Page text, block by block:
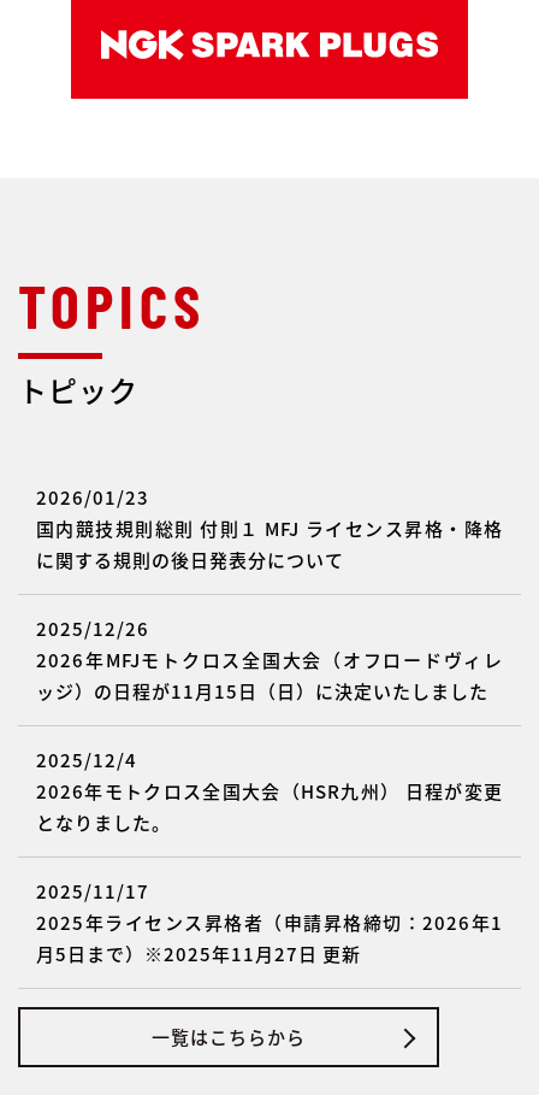
トピック
2026/01/23
国内競技規則総則 付則１ MFJ ライセンス昇格・降格
に関する規則の後日発表分について
2025/12/26
2026年MFJモトクロス全国大会（オフロードヴィレ
ッジ）の日程が11月15日（日）に決定いたしました
2025/12/4
2026年モトクロス全国大会（HSR九州） 日程が変更
となりました。
2025/11/17
2025年ライセンス昇格者（申請昇格締切：2026年1
月5日まで）※2025年11月27日 更新
一覧はこちらから